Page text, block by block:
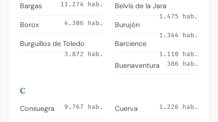
Bargas 11.274 hab.
Borox 4.306 hab.
Burguillos de Toledo
3.872 hab.
Belvís de la Jara
1.475 hab.
Burujón
1.344 hab.
Barcience
1.110 hab.
Buenaventura 386 hab.
C
Consuegra 9.767 hab. Cuerva 1.226 hab.